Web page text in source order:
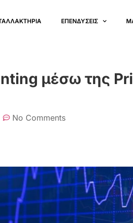
ΕΠΕΝΔΥΣΕΙΣ
μέσω της
No Comments